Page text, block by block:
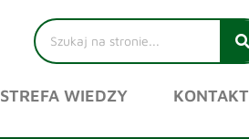
STREFA WIEDZY KONTAKT